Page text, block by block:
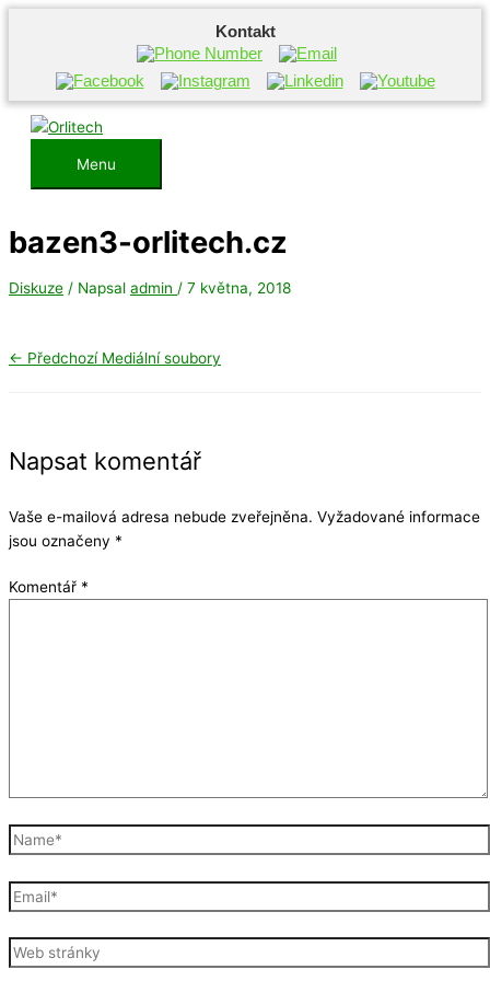
Kontakt
Přeskočit
Menu
Menu
bazen3-orlitech.cz
Diskuze / Napsal admin / 7 května, 2018
← Předchozí Mediální soubory
Napsat komentář
Vaše e-mailová adresa nebude zveřejněna. Vyžadované informace
jsou označeny *
Komentář *
Name*
Email*
Web
stránky